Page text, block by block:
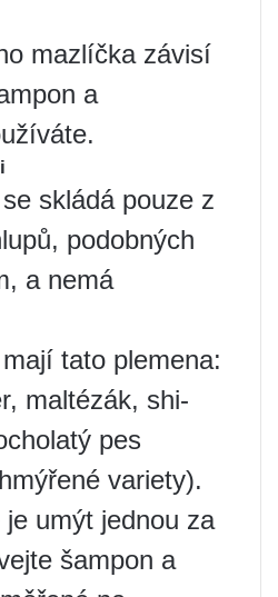
mazlíčka závisí
a
skládá pouze z
podobných
a nemá
tato plemena:
maltézák, shi-
pes
variety).
je umýt jednou za
šampon a